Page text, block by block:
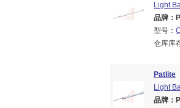
Light
品牌：
型号：
仓库库
Patlite
Light
品牌：